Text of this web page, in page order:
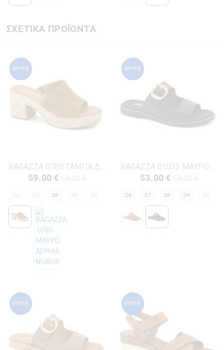
ΣΧΕΤΙΚΑ ΠΡΟΪΟΝΤΑ
OFFER
RAGAZZA 0785 ΤΑΜΠΑ ΔΕΡΜΑ-NUBUK
59.00 €
38
OFFER
RAGAZZA 01033 ΜΑΥΡΟ ΔΕΡΜΑ
53.00 €
36 37 38 39
OFFER OFFER